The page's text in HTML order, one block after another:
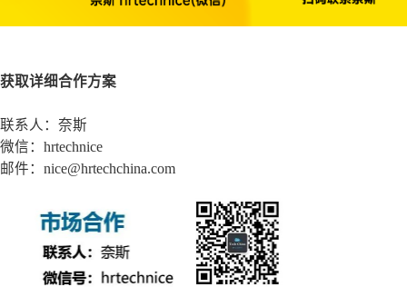
获取详细合作方案
联系人：奈斯
微信：hrtechnice
邮件：nice@hrtechchina.com